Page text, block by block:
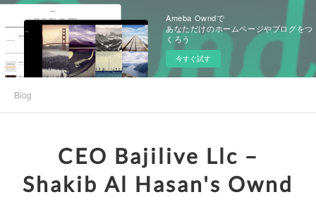
Ameba Owndで
あなただけのホームページやブログをつ
くろう
今すぐ試す
Blog
CEO Bajilive Llc –
Shakib Al Hasan's Ownd